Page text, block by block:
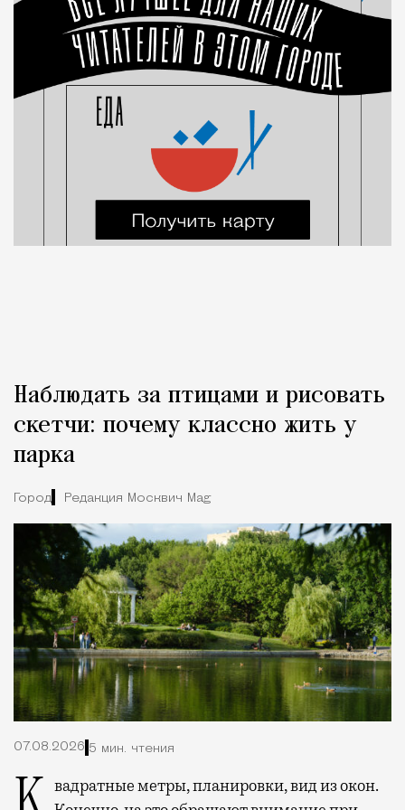
Наблюдать за птицами и рисовать
скетчи: почему классно жить у
парка
Город Редакция Москвич Mag
07.08.2026 5 мин. чтения